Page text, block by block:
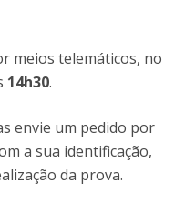
meios telemáticos, no
14h30.
envie um pedido por
a sua identificação,
da prova.